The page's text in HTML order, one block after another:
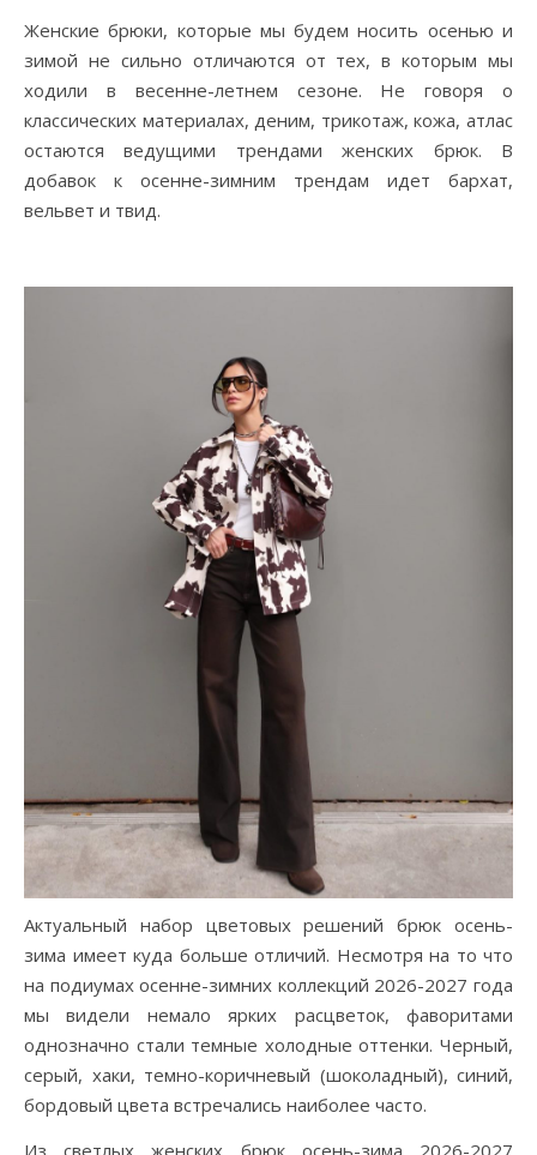
Женские брюки, которые мы будем носить осенью и
зимой не сильно отличаются от тех, в которым мы
ходили в весенне-летнем сезоне. Не говоря о
классических материалах, деним, трикотаж, кожа, атлас
остаются ведущими трендами женских брюк. В
добавок к осенне-зимним трендам идет бархат,
вельвет и твид.
Актуальный набор цветовых решений брюк осень-
зима имеет куда больше отличий. Несмотря на то что
на подиумах осенне-зимних коллекций 2026-2027 года
мы видели немало ярких расцветок, фаворитами
однозначно стали темные холодные оттенки. Черный,
серый, хаки, темно-коричневый (шоколадный), синий,
бордовый цвета встречались наиболее часто.